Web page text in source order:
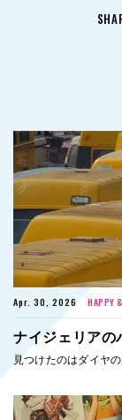
Apr. 30, 2026 HAPPY
ナイジェリアの
見つけたのはダイヤ